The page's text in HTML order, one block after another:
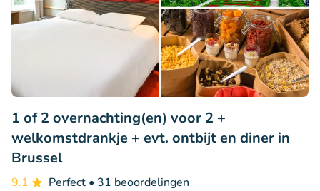
1 of 2 overnachting(en) voor 2 +
welkomstdrankje + evt. ontbijt en diner in
Brussel
9.1 Perfect • 31 beoordelingen